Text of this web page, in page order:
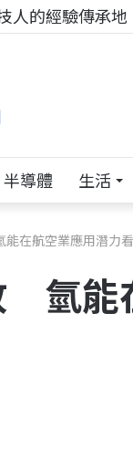
人的經驗傳承
半導體 生活
在航空業應用潛力
氫能